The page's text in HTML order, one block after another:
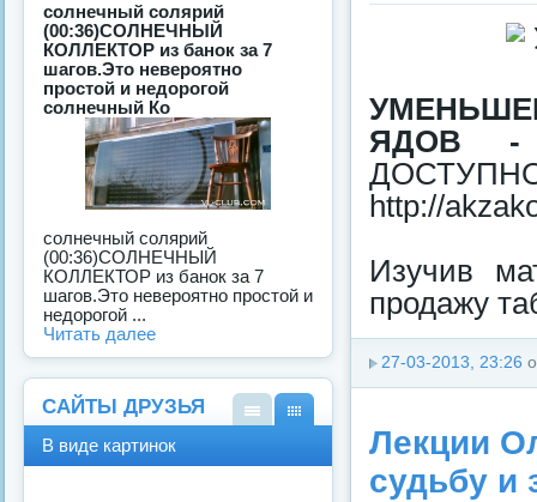
ЯДОВ -
http://
Изучив
продажу
27-03-2013, 23:26
Лекции
судьбу и
солнечный солярий
(00:36)СОЛНЕЧНЫЙ
КОЛЛЕКТОР из банок за 7
шагов.Это невероятно
простой и недорогой
солнечный Ко
солнечный солярий
(00:36)СОЛНЕЧНЫЙ
КОЛЛЕКТОР из банок за 7
шагов.Это невероятно простой и
недорогой ...
Читать далее
САЙТЫ ДРУЗЬЯ
В виде картинок